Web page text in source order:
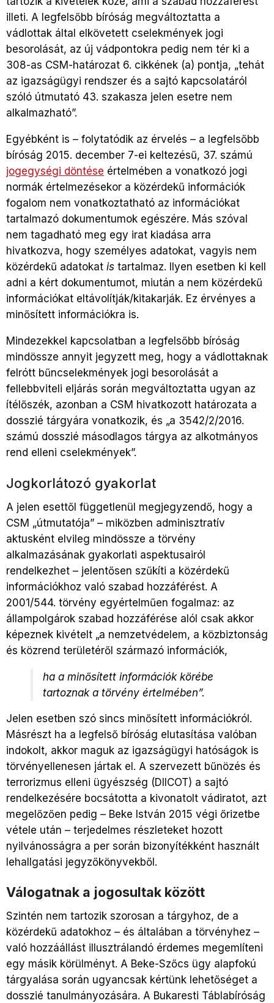
illeti. A legfelsőbb bíróság megváltoztatta a
vádlottak által elkövetett cselekmények jogi
besorolását, az új vádpontokra pedig nem tér ki a
308-as CSM-határozat 6. cikkének (a) pontja, „tehát
az igazságügyi rendszer és a sajtó kapcsolatáról
szóló útmutató 43. szakasza jelen esetre nem
alkalmazható”.
Egyébként is – folytatódik az érvelés – a legfelsőbb
bíróság 2015. december 7-ei keltezésű, 37. számú
jogegységi döntése értelmében a vonatkozó jogi
normák értelmezésekor a közérdekű információk
fogalom nem vonatkoztatható az információkat
tartalmazó dokumentumok egészére. Más szóval
nem tagadható meg egy irat kiadása arra
hivatkozva, hogy személyes adatokat, vagyis nem
közérdekű adatokat is tartalmaz. Ilyen esetben ki kell
adni a kért dokumentumot, miután a nem közérdekű
információkat eltávolítják/kitakarják. Ez érvényes a
minősített információkra is.
Mindezekkel kapcsolatban a legfelsőbb bíróság
mindössze annyit jegyzett meg, hogy a vádlottaknak
felrótt bűncselekmények jogi besorolását a
fellebbviteli eljárás során megváltoztatta ugyan az
ítélőszék, azonban a CSM hivatkozott határozata a
dosszié tárgyára vonatkozik, és „a 3542/2/2016.
számú dosszié másodlagos tárgya az alkotmányos
rend elleni cselekmények”.
Jogkorlátozó gyakorlat
A jelen esettől függetlenül megjegyzendő, hogy a
CSM „útmutatója” – miközben adminisztratív
aktusként elvileg mindössze a törvény
alkalmazásának gyakorlati aspektusairól
rendelkezhet – jelentősen szűkíti a közérdekű
információkhoz való szabad hozzáférést. A
2001/544. törvény egyértelműen fogalmaz: az
állampolgárok szabad hozzáférése alól csak akkor
képeznek kivételt „a nemzetvédelem, a közbiztonság
és közrend területéről származó információk,
ha a minősített információk körébe
tartoznak a törvény értelmében”.
Jelen esetben szó sincs minősített információkról.
Másrészt ha a legfelső bíróság elutasítása valóban
indokolt, akkor maguk az igazságügyi hatóságok is
törvényellenesen jártak el. A szervezett bűnözés és
terrorizmus elleni ügyészség (DIICOT) a sajtó
rendelkezésére bocsátotta a kivonatolt vádiratot, azt
megelőzően pedig – Beke István 2015 végi őrizetbe
vétele után – terjedelmes részleteket hozott
nyilvánosságra a per során bizonyítékként használt
lehallgatási jegyzőkönyvekből.
Válogatnak a jogosultak között
Szintén nem tartozik szorosan a tárgyhoz, de a
közérdekű adatokhoz – és általában a törvényhez –
való hozzáállást illusztrálandó érdemes megemlíteni
egy másik körülményt. A Beke-Szőcs ügy alapfokú
tárgyalása során ugyancsak kértünk lehetőséget a
dosszié tanulmányozására. A Bukaresti Táblabíróság